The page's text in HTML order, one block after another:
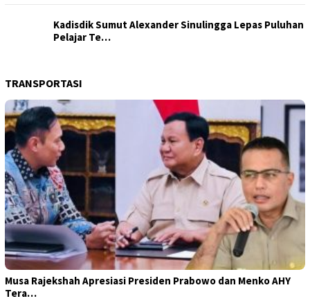
Kadisdik Sumut Alexander Sinulingga Lepas Puluhan
Pelajar Te…
TRANSPORTASI
Musa Rajekshah Apresiasi Presiden Prabowo dan Menko AHY
Tera…